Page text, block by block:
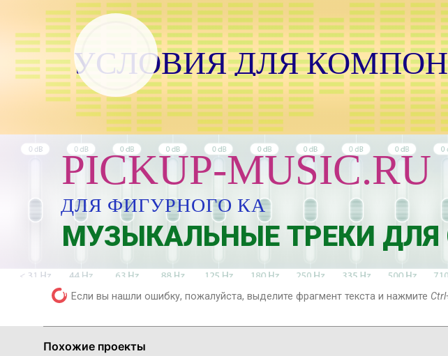
УСЛОВИЯ ДЛЯ
PICKUP-MUSIC.RU
МУЗЫКАЛЬНЫЕ ТРЕКИ ДЛЯ
ДЛЯ ФИГУРНОГО КА
Т НИ
Если вы нашли ошибку, пожалуйста, выделите фрагмент текста и нажмите
Похожие проекты